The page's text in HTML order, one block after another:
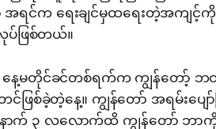
ရင်က ရေးချင်မှထရေးတဲ့အကျင့်ကို
ပ်ဖြစ်တယ်။
နေ့မတိုင်ခင်တစ်ရက်က ကျွန်တော့် ဘဝ
င်ဖြစ်ခဲ့တဲ့နေ့။ ကျွန်တော် အရမ်းပျေ
ောက် ၃ လလောက်ထိ ကျွန်တော် ဘာ